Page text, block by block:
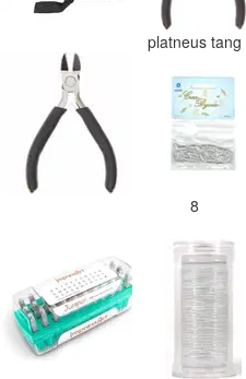
platneus tang
8